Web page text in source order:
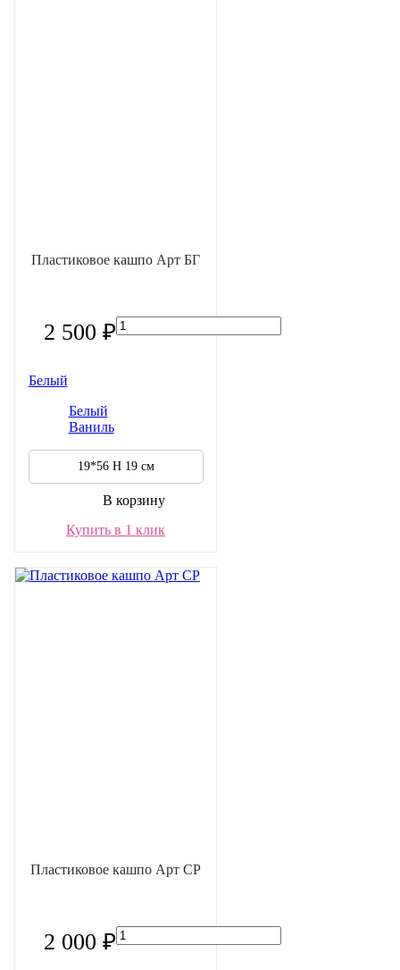
Пластиковое кашпо Арт БГ
2 500 ₽
Белый
Белый
Ваниль
19*56 H 19 см
В корзину
Купить в 1 клик
Пластиковое кашпо Арт СР
2 000 ₽